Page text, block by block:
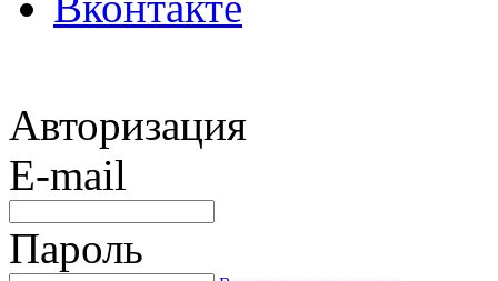
Авторизация
E-mail
Пароль